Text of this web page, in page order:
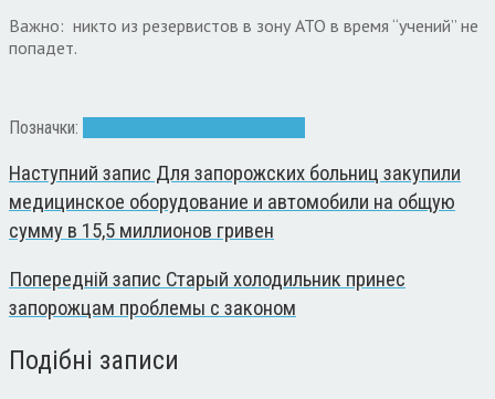
Важно: никто из резервистов в зону АТО в время “учений” не
попадет.
Позначки:
Наступний запис Для запорожских больниц закупили
медицинское оборудование и автомобили на общую
сумму в 15,5 миллионов гривен
Попередній запис Старый холодильник принес
запорожцам проблемы с законом
Подібні записи